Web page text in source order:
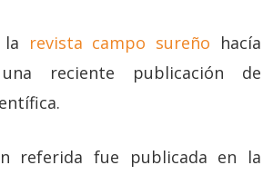
la revista campo sureño hacía
reciente publicación de
referida fue publicada en la